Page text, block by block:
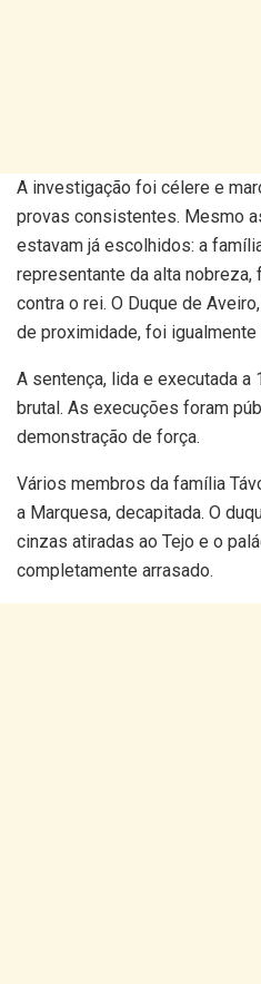
A investigação foi célere e
provas consistentes. Mesmo
estavam já escolhidos: a
representante da alta
contra o rei. O Duque de
de proximidade, foi igualmente
A sentença, lida e executada
brutal. As execuções foram
demonstração de força.
Vários membros da família
a Marquesa, decapitada. O
cinzas atiradas ao Tejo e o
completamente arrasado.